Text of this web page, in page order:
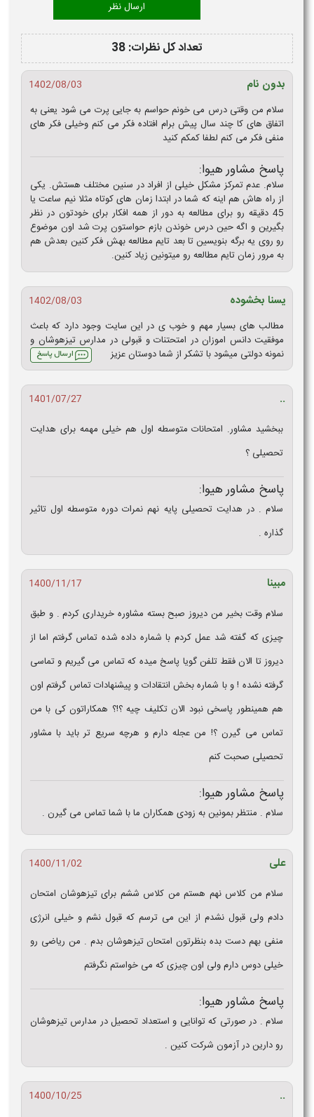
تعداد کل نظرات: 38
بدون نام
1402/08/03
سلام من وقتی درس می خونم حواسم به جایی پرت می شود یعنی به
اتفاق های کا چند سال پیش برام افتاده فکر می کنم وخیلی فکر های
منفی فکر می کنم لطفا کمکم کنید
پاسخ مشاور هیوا:
سلام. عدم تمرکز مشکل خیلی از افراد در سنین مختلف هستش. یکی
از راه هاش هم اینه که شما در ابتدا زمان های کوتاه مثلا نیم ساعت یا
45 دقیقه رو برای مطالعه به دور از همه افکار برای خودتون در نظر
بگیرین و اگه حین درس خوندن بازم حواستون پرت شد اون موضوع
رو روی یه برگه بنویسین تا بعد تایم مطالعه بهش فکر کنین بعدش هم
به مرور زمان تایم مطالعه رو میتونین زیاد کنین.
یسنا بخشوده
1402/08/03
مطالب های بسیار مهم و خوب ی در این سایت وجود دارد که باعث
موفقیت دانس اموزان در امتحتنات و قبولی در مدارس تیزهوشان و
نمونه دولتی میشود با تشکر از شما دوستان عزیز
..
1401/07/27
ببخشید مشاور. امتحانات متوسطه اول هم خیلی مهمه برای هدایت
تحصیلی ؟
پاسخ مشاور هیوا:
سلام . در هدایت تحصیلی پایه نهم نمرات دوره متوسطه اول تاثیر
گذاره .
مبینا
1400/11/17
سلام وقت بخیر من دیروز صبح بسته مشاوره خریداری کردم . و طبق
چیزی که گفته شد عمل کردم با شماره داده شده تماس گرفتم اما از
دیروز تا الان فقط تلفن گویا پاسخ میده که تماس می گیریم و تماسی
گرفته نشده ! و با شماره بخش انتقادات و پیشنهادات تماس گرفتم اون
هم همینطور پاسخی نبود الان تکلیف چیه ؟!؟ همکاراتون کی با من
تماس می گیرن ؟! من عجله دارم و هرچه سریع تر باید با مشاور
تحصیلی صحبت کنم
پاسخ مشاور هیوا:
سلام . منتظر بمونین به زودی همکاران ما با شما تماس می گیرن .
علی
1400/11/02
سلام من کلاس نهم هستم من کلاس ششم برای تیزهوشان امتحان
دادم ولی قبول نشدم از این می ترسم که قبول نشم و خیلی انرژی
منفی بهم دست بده بنظرتون امتحان تیزهوشان بدم . من ریاضی رو
خیلی دوس دارم ولی اون چیزی که می خواستم نگرفتم
پاسخ مشاور هیوا:
سلام . در صورتی که توانایی و استعداد تحصیل در مدارس تیزهوشان
رو دارین در آزمون شرکت کنین .
..
1400/10/25